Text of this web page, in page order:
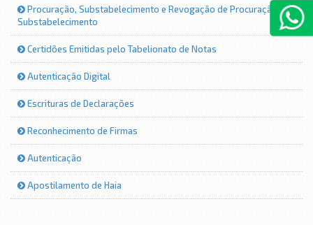
Procuração, Substabelecimento e Revogação de Procuração e
Substabelecimento
Certidões Emitidas pelo Tabelionato de Notas
Autenticação Digital
Escrituras de Declarações
Reconhecimento de Firmas
Autenticação
Apostilamento de Haia